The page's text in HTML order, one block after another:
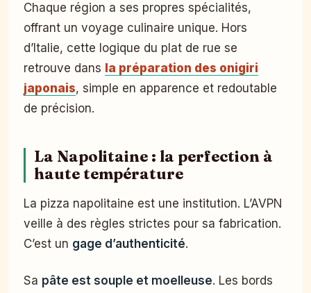
Chaque région a ses propres spécialités,
offrant un voyage culinaire unique. Hors
d’Italie, cette logique du plat de rue se
retrouve dans la préparation des onigiri
japonais, simple en apparence et redoutable
de précision.
La Napolitaine : la perfection à
haute température
La pizza napolitaine est une institution. L’AVPN
veille à des règles strictes pour sa fabrication.
C’est un gage d’authenticité.
Sa pâte est souple et moelleuse. Les bords